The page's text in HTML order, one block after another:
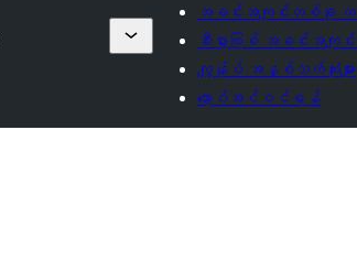
အခင်းအကျင်းတစ်ခု
စီးပွားဖြစ် အခင်းအကျင်
ကျွန်ုပ် အနှစ်သက်ဆုံးများ
လော့ဂ်အင်ဝင်ရန်